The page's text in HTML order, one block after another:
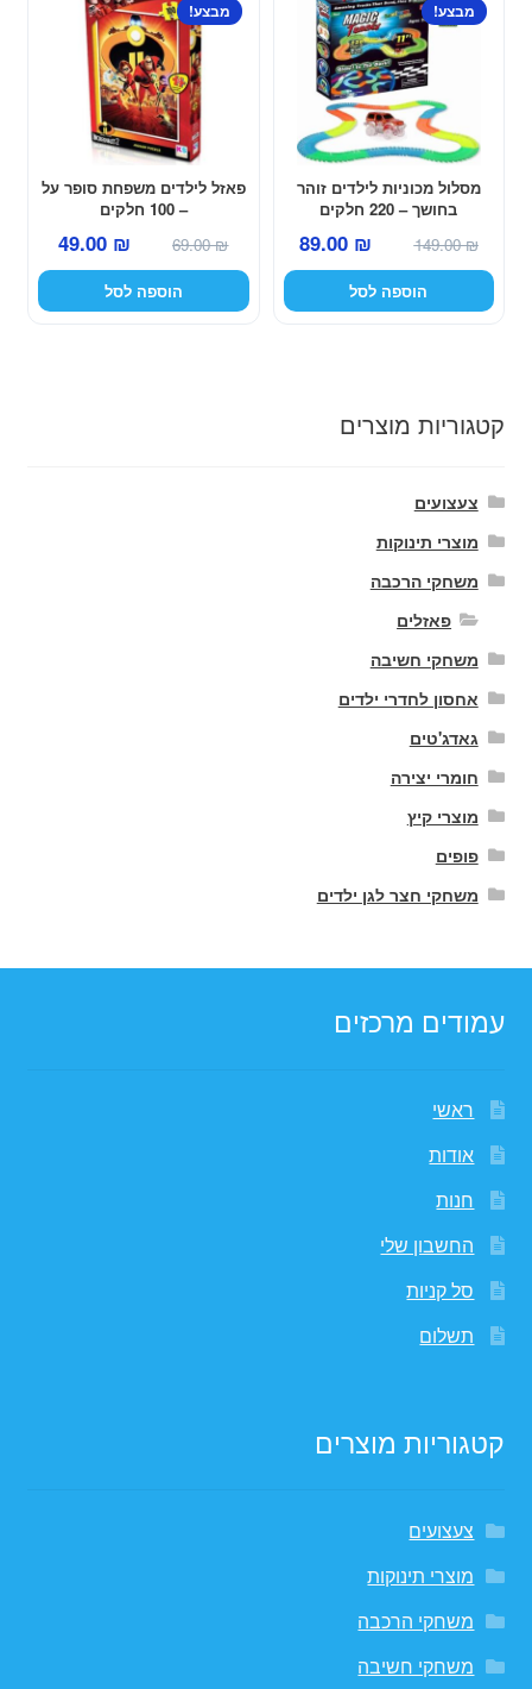
מסלול מכוניות לילדים זוהר
בחושך – 220 חלקים
מבצע!
149.00₪
המחיר
המקורי
היה:
89.00 ₪
המחיר
הנוכחי
הוא:
הוספה לסל
פאזל לילדים משפחת סופר על
– 100 חלקים
מבצע!
69.00₪
המחיר
המקורי
היה:
49.00 ₪
המחיר
הנוכחי
הוא:
הוספה לסל
קטגוריות מוצרים
צעצועים
מוצרי תינוקות
משחקי הרכבה
פאזלים
משחקי חשיבה
אחסון לחדרי ילדים
גאדג'טים
חומרי יצירה
מוצרי קיץ
פופים
משחקי חצר לגן ילדים
עמודים מרכזים
ראשי
אודות
חנות
החשבון שלי
סל קניות
תשלום
קטגוריות מוצרים
צעצועים
מוצרי תינוקות
משחקי הרכבה
משחקי חשיבה